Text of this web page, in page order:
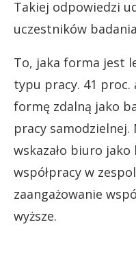
Takiej odpowiedzi
uczestników
To, jaka forma jest
typu pracy. 41 proc.
formę zdalną jako
pracy
wskazało biuro
współpracy w
zaangażowanie
wyższe.